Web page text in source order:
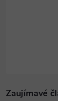
Zaujímavé